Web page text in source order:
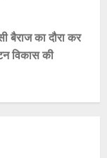
बैराज का दौरा कर
विकास की